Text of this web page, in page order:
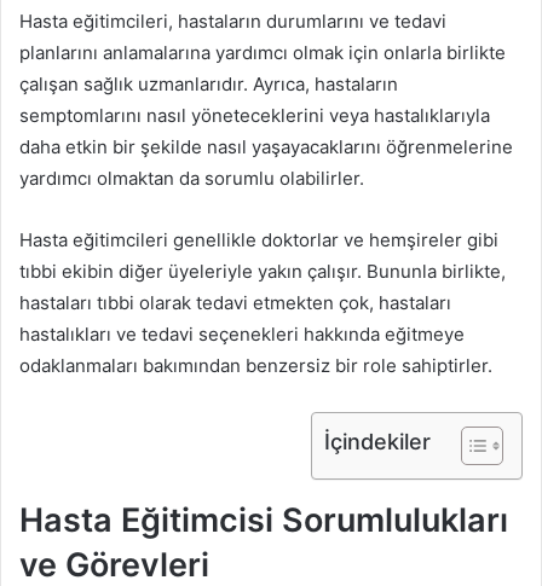
Hasta eğitimcileri, hastaların durumlarını ve tedavi
planlarını anlamalarına yardımcı olmak için onlarla birlikte
çalışan sağlık uzmanlarıdır. Ayrıca, hastaların
semptomlarını nasıl yöneteceklerini veya hastalıklarıyla
daha etkin bir şekilde nasıl yaşayacaklarını öğrenmelerine
yardımcı olmaktan da sorumlu olabilirler.
Hasta eğitimcileri genellikle doktorlar ve hemşireler gibi
tıbbi ekibin diğer üyeleriyle yakın çalışır. Bununla birlikte,
hastaları tıbbi olarak tedavi etmekten çok, hastaları
hastalıkları ve tedavi seçenekleri hakkında eğitmeye
odaklanmaları bakımından benzersiz bir role sahiptirler.
İçindekiler
Hasta Eğitimcisi Sorumlulukları
ve Görevleri